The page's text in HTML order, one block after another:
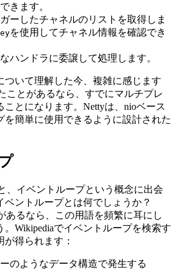
きます。
ーしたチャネルのリストを取得しま
を使用してチャネル情報を確認でき
ハンドラに委譲して処理します。
ついて理解した今、複雑に感じます
ことがあるなら、すでにマルチプレ
ことになります。Nettyは、nioベース
を簡単に使用できるように設計された
、イベントループという概念に出会
ベントループとは何でしょうか？
あるなら、この用語を頻繁に耳にし
Wikipediaでイベントループを検索す
得られます：
のようなデータ構造で発生する